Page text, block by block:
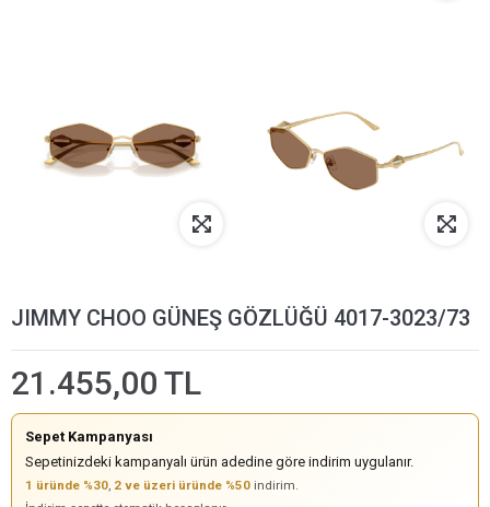
JIMMY CHOO GÜNEŞ GÖZLÜĞÜ 4017-3023/73
21.455,00 TL
Sepet Kampanyası
Sepetinizdeki kampanyalı ürün adedine göre indirim uygulanır.
1 üründe %30, 2 ve üzeri üründe %50 indirim.